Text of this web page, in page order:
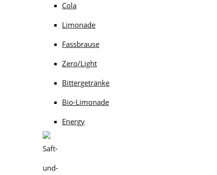
Cola
Limonade
Fassbrause
Zero/Light
Bittergetränke
Bio-Limonade
Energy